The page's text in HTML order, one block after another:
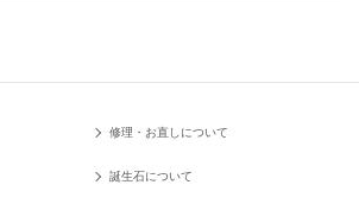
修理・お直しについて
誕生石について